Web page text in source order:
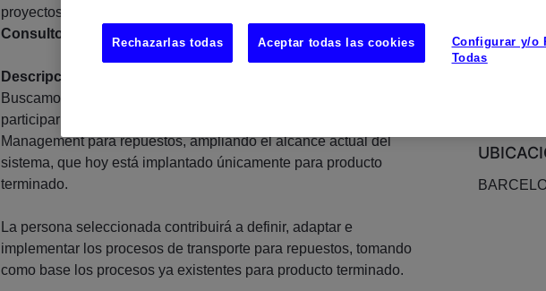
proyectos de consultoría, una persona con experiencia como
Consultor SAP SD/TM (H/M/X) Inglés alto. 100% Remoto.
Descripción del puesto:
Buscamos un/a profesional con experiencia en
participar en la implementación de SAP Transportation
Management para repuestos, ampliando el alcance actual del
sistema, que hoy está implantado únicamente para producto
terminado.
La persona seleccionada contribuirá a definir, adaptar e
implementar los procesos de transporte para repuestos, tomando
como base los procesos ya existentes para producto terminado.
Configurar y/o
Todas
Rechazarlas todas Aceptar todas las cookies